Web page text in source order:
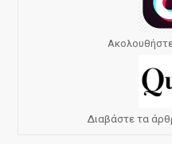
Διαβάστε τα